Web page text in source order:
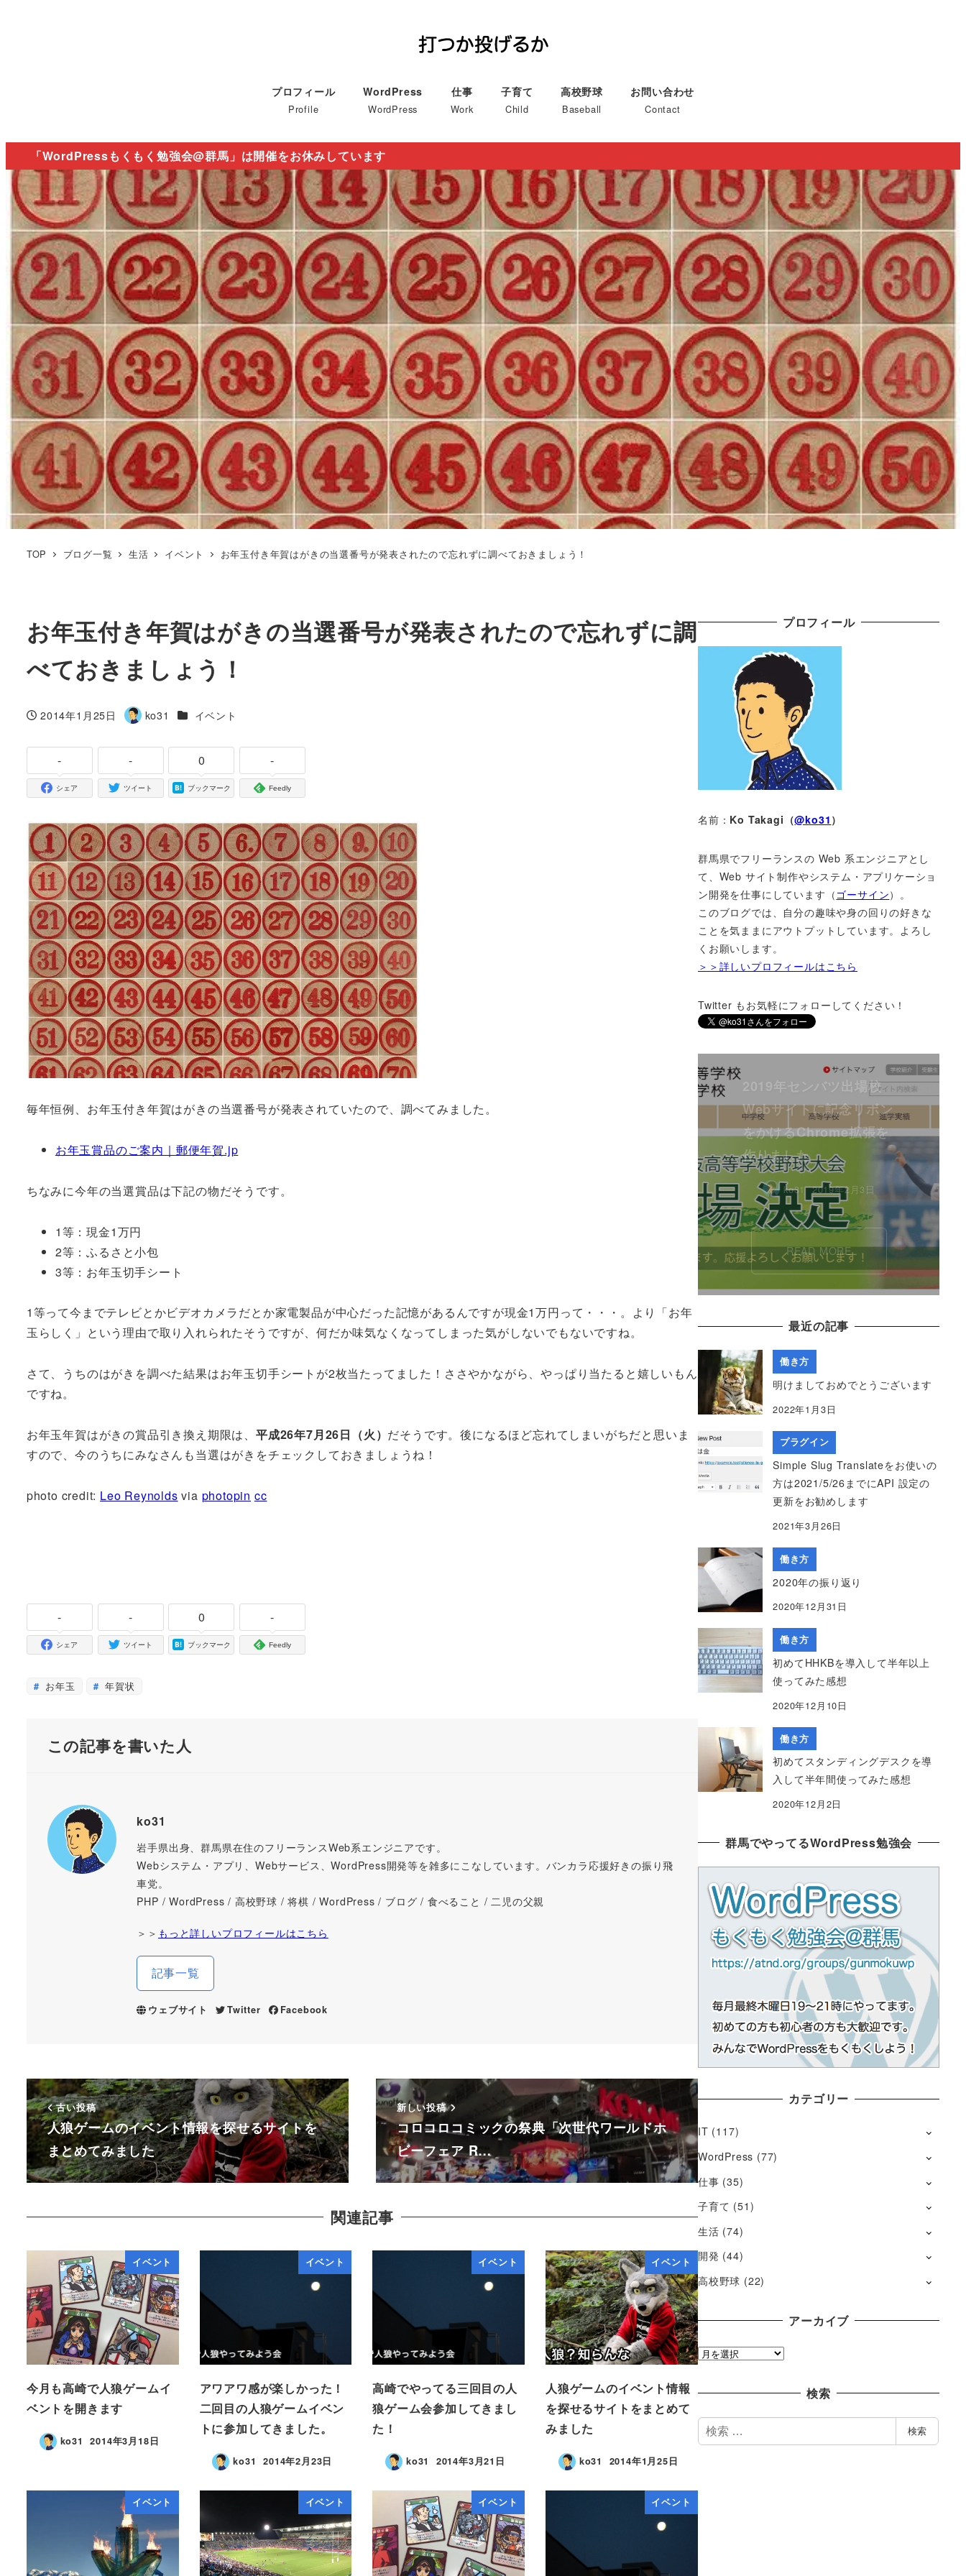
プロフィール
Profile
WordPress
WordPress
仕事
Work
子育て
Child
高校野球
Baseball
お問い合わせ
Contact
「WordPressもくもく勉強会@群馬」は開催をお休みしています
TOP ブログ一覧 生活 イベント お年玉付き年賀はがきの当選番号が発表されたので忘れずに調べておきましょう！
お年玉付き年賀はがきの当選番号が発表されたので忘れずに調
べておきましょう！
投稿日
2014年1月25日
著
ko31 カテゴリー
イベント
-
シェア
-
ツイート
0
ブックマーク
-
Feedly
毎年恒例、お年玉付き年賀はがきの当選番号が発表されていたので、調べてみました。
お年玉賞品のご案内｜郵便年賀.jp
ちなみに今年の当選賞品は下記の物だそうです。
1等：現金1万円
2等：ふるさと小包
3等：お年玉切手シート
1等って今までテレビとかビデオカメラだとか家電製品が中心だった記憶があるんですが現金1万円って・・・。より「お年
玉らしく」という理由で取り入れられたそうですが、何だか味気なくなってしまった気がしないでもないですね。
さて、うちのはがきを調べた結果はお年玉切手シートが2枚当たってました！ささやかながら、やっぱり当たると嬉しいもん
ですね。
お年玉年賀はがきの賞品引き換え期限は、 平成26年7月26日（火） だそうです。後になるほど忘れてしまいがちだと思いま
すので、今のうちにみなさんも当選はがきをチェックしておきましょうね！
photo credit: Leo Reynolds via photopin cc
-
シェア
-
ツイート
0
ブックマーク
-
Feedly
お年玉 年賀状
この記事を書いた人
ko31
岩手県出身、群馬県在住のフリーランスWeb系エンジニアです。
Webシステム・アプリ、Webサービス、WordPress開発等を雑多にこなしています。バンカラ応援好きの振り飛
車党。
PHP / WordPress / 高校野球 / 将棋 / WordPress / ブログ / 食べること / 二児の父親
＞＞ もっと詳しいプロフィールはこちら
記事一覧
ウェブサイト Twitter Facebook
古い投稿
人狼ゲームのイベント情報を探せるサイトを
まとめてみました
新しい投稿
コロコロコミックの祭典「次世代ワールドホ
ビーフェア R…
関連記事
イベント
今月も高崎で人狼ゲームイ
ベントを開きます
ko31 2014年3月18日
イベント
アワアワ感が楽しかった！
二回目の人狼ゲームイベン
トに参加してきました。
ko31 2014年2月23日
イベント
高崎でやってる三回目の人
狼ゲーム会参加してきまし
た！
ko31 2014年3月21日
イベント
人狼ゲームのイベント情報
を探せるサイトをまとめて
みました
ko31 2014年1月25日
イベント イベント イベント イベント
プロフィール
名前： Ko Takagi（@ko31 ）
群馬県でフリーランスの Web 系エンジニアとし
て、Web サイト制作やシステム・アプリケーショ
ン開発を仕事にしています（ ゴーサイン）。
このブログでは、自分の趣味や身の回りの好きな
ことを気ままにアウトプットしています。よろし
くお願いします。
＞＞詳しいプロフィールはこちら
Twitter もお気軽にフォローしてください！
2019年センバツ出場校
Webサイトに記念リボン
をかけるChrome拡張を
作りました
ko31 2019年2月3日
READ MORE
最近の記事
働き方
明けましておめでとうございます
2022年1月3日
プラグイン
Simple Slug Translateをお使いの
方は2021/5/26までにAPI 設定の
更新をお勧めします
2021年3月26日
働き方
2020年の振り返り
2020年12月31日
働き方
初めてHHKBを導入して半年以上
使ってみた感想
2020年12月10日
働き方
初めてスタンディングデスクを導
入して半年間使ってみた感想
2020年12月2日
群馬でやってるWordPress勉強会
カテゴリー
IT (117)
WordPress (77)
仕事 (35)
子育て (51)
生活 (74)
開発 (44)
高校野球 (22)
アーカイブ
ア
ブ
検索
検
索
検索